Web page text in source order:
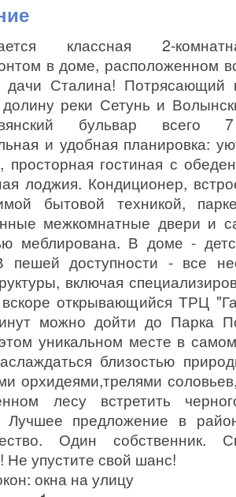
классная 2-
в доме, расположенном
дачи Сталина! Потрясающий
реки Сетунь и
бульвар
и удобная планировка:
просторная гостиная с
лоджия. Кондиционер,
бытовой техникой,
межкомнатные двери и
меблирована. В доме -
пешей доступности - все
включая
открывающийся ТРЦ
можно дойти до Парка
уникальном месте в
близостью
орхидеями,трелями
лесу встретить
Лучшее предложение в
Один собственник.
упустите свой шанс!
окна на улицу